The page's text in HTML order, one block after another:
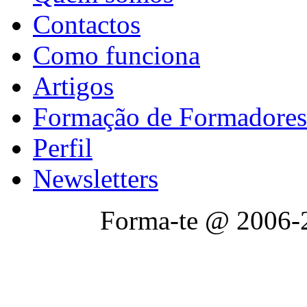
Contactos
Como funciona
Artigos
Formação de Formadores
Perfil
Newsletters
Forma-te @